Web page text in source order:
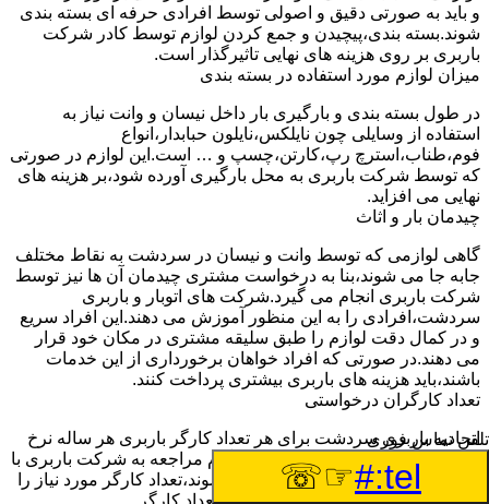
و باید به صورتی دقیق و اصولی توسط افرادی حرفه ای بسته بندی
شوند.بسته بندی،پیچیدن و جمع کردن لوازم توسط کادر شرکت
باربری بر روی هزینه های نهایی تاثیرگذار است.
میزان لوازم مورد استفاده در بسته بندی
در طول بسته بندی و بارگیری بار داخل نیسان و وانت نیاز به
استفاده از وسایلی چون نایلکس،نایلون حبابدار،انواع
فوم،طناب،استرچ رپ،کارتن،چسپ و … است.این لوازم در صورتی
که توسط شرکت باربری به محل بارگیری آورده شود،بر هزینه های
نهایی می افزاید.
چیدمان بار و اثاث
گاهی لوازمی که توسط وانت و نیسان در سردشت به نقاط مختلف
جابه جا می شوند،بنا به درخواست مشتری چیدمان آن ها نیز توسط
شرکت باربری انجام می گیرد.شرکت های اتوبار و باربری
سردشت،افرادی را به این منظور آموزش می دهند.این افراد سریع
و در کمال دقت لوازم را طبق سلیقه مشتری در مکان خود قرار
می دهند.در صورتی که افراد خواهان برخورداری از این خدمات
باشند،باید هزینه های باربری بیشتری پرداخت کنند.
تعداد کارگران درخواستی
اتحادیه باربری سردشت برای هر تعداد کارگر باربری هر ساله نرخ
ثابتی را اعلام خواهد کرد.مشتری هنگام مراجعه به شرکت باربری با
توجه به تعداد لوازمی که باید جابه جا شوند،تعداد کارگر مورد نیاز را
به شرکت اعلام خواهد کرد.با توجه به تعداد کارگر
تلفن تماس فوری
tel:#
☞☏